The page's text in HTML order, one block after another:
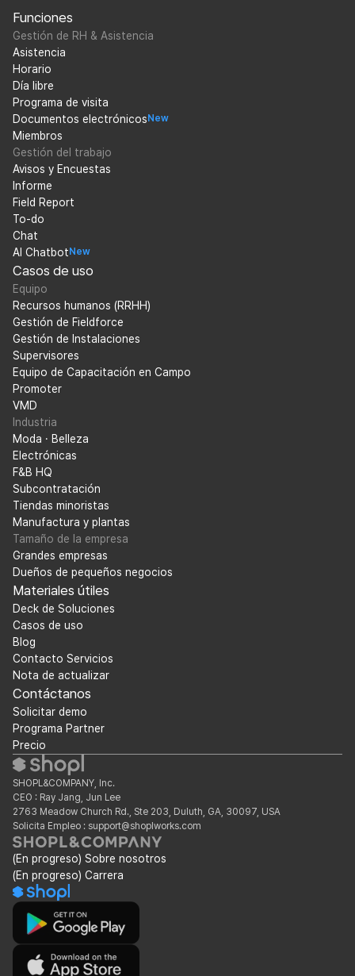
Funciones
Gestión de RH & Asistencia
Asistencia
Horario
Día libre
Programa de visita
Documentos electrónicos New
Miembros
Gestión del trabajo
Avisos y Encuestas
Informe
Field Report
To-do
Chat
AI Chatbot New
Casos de uso
Equipo
Recursos humanos (RRHH)
Gestión de Fieldforce
Gestión de Instalaciones
Supervisores
Equipo de Capacitación en Campo
Promoter
VMD
Industria
Moda · Belleza
Electrónicas
F&B HQ
Subcontratación
Tiendas minoristas
Manufactura y plantas
Tamaño de la empresa
Grandes empresas
Dueños de pequeños negocios
Materiales útiles
Deck de Soluciones
Casos de uso
Blog
Contacto Servicios
Nota de actualizar
Contáctanos
Solicitar demo
Programa Partner
Precio
SHOPL&COMPANY, Inc.
CEO : Ray Jang, Jun Lee
2763 Meadow Church Rd., Ste 203, Duluth, GA, 30097, USA
Solicita Empleo : support@shoplworks.com
(En progreso) Sobre nosotros
(En progreso) Carrera